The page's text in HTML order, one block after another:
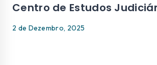
Centro de Estudos
2 de Dezembro, 2025